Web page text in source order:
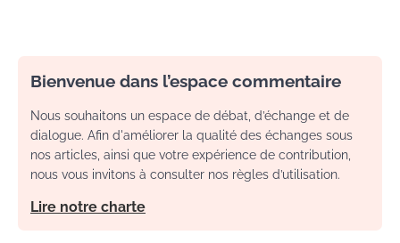
Bienvenue dans l’espace commentaire
Nous souhaitons un espace de débat, d’échange et de
dialogue. Afin d'améliorer la qualité des échanges sous
nos articles, ainsi que votre expérience de contribution,
nous vous invitons à consulter nos règles d’utilisation.
Lire notre charte